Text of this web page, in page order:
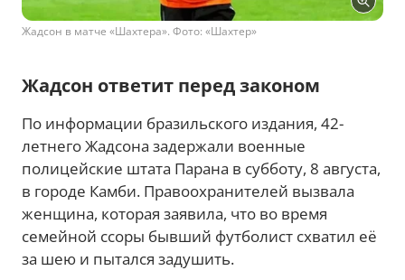
Жадсон в матче «Шахтера». Фото: «Шахтер»
Жадсон ответит перед законом
По информации бразильского издания, 42-
летнего Жадсона задержали военные
полицейские штата Парана в субботу, 8 августа,
в городе Камби. Правоохранителей вызвала
женщина, которая заявила, что во время
семейной ссоры бывший футболист схватил её
за шею и пытался задушить.